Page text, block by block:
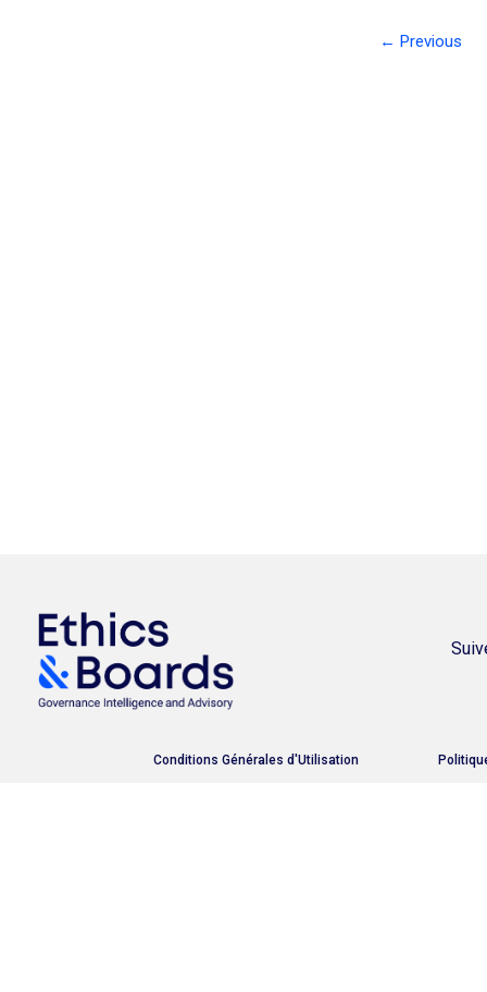
← Previous
Conditions Générales d'Utilisation